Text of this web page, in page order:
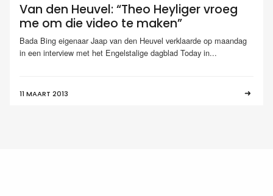
Van den Heuvel: “Theo Heyliger vroeg
me om die video te maken”
Bada Bing eigenaar Jaap van den Heuvel verklaarde op maandag
in een interview met het Engelstalige dagblad Today in...
11 MAART 2013